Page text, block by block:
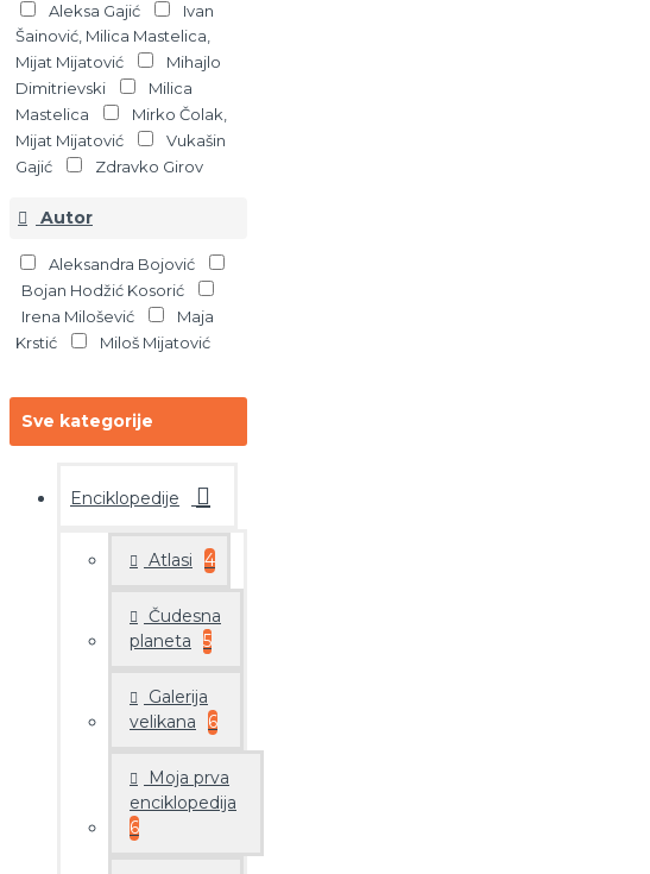
Aleksa Gajić
Ivan
Šainović, Milica Mastelica,
Mijat Mijatović
Mihajlo
Dimitrievski
Milica
Mastelica
Mirko Čolak,
Mijat Mijatović
Vukašin
Gajić
Zdravko Girov
Autor
Aleksandra Bojović
Bojan Hodžić Kosorić
Irena Milošević
Maja
Krstić
Miloš Mijatović
Sve kategorije
Enciklopedije
Atlasi 4
Čudesna
planeta
5
Galerija
velikana
6
Moja prva
enciklopedija
6